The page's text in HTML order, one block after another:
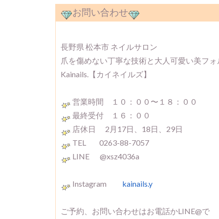
お問い合わせ
長野県 松本市 ネイルサロン
爪を傷めない丁寧な技術と大人可愛い美フ
Kainails.【カイネイルズ】
営業時間 １０：００〜１８：００
最終受付 １６：００
店休日 2月17日、18日、29日
TEL 0263-88-7057
LINE @xsz4036a
Instagram kainails.y
ご予約、お問い合わせはお電話かLINE@で